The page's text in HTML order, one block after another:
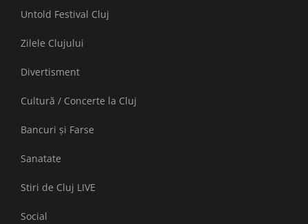
Untold Festival Cluj
Zilele Clujului
Divertisment
Cultură / Concerte la Cluj
Bancuri și Farse
Sanatate
Stiri de Cluj LIVE
Social